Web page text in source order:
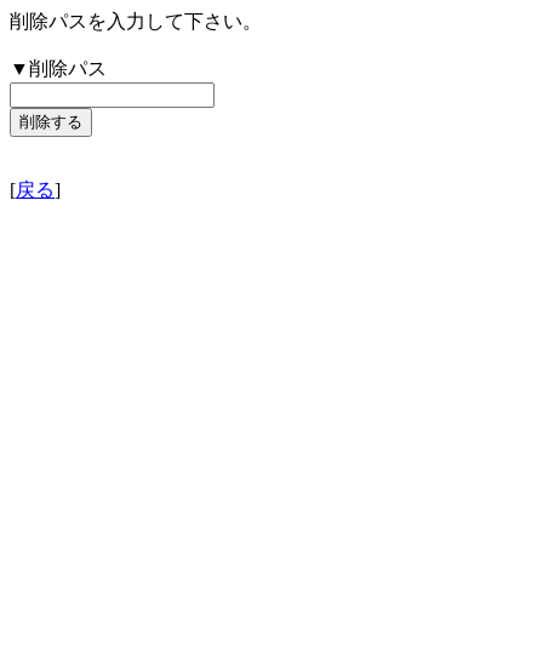
削除パスを入力して下さい。
▼削除パス
[戻る]